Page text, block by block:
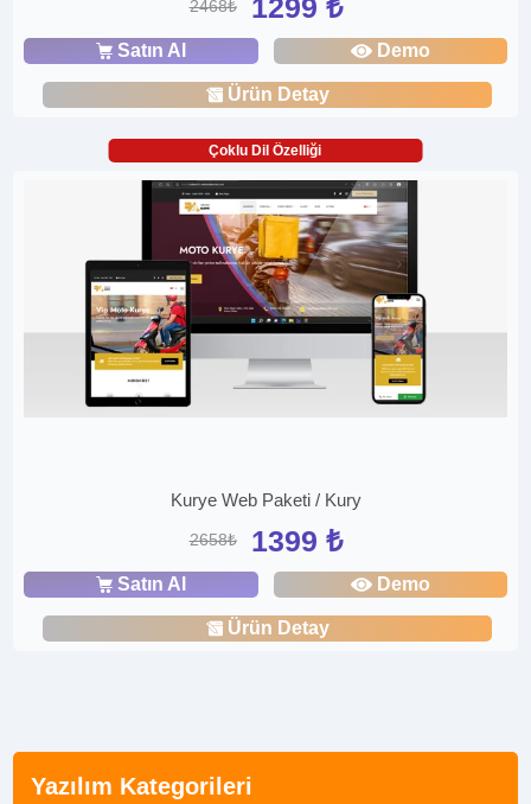
Yazılım Kategorileri
2468₺ 1299 ₺
Satın Al Demo
Ürün Detay
Çoklu Dil Özelliği
Kurye Web Paketi / Kury
2658₺ 1399 ₺
Satın Al Demo
Ürün Detay